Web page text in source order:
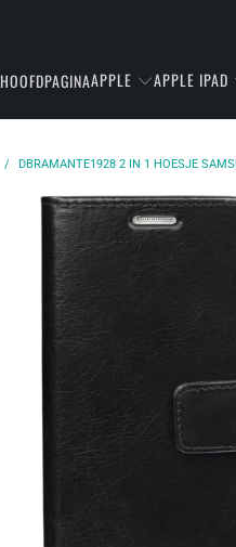
HOOFDPAGINAAPPLE APPLE IPAD
/ DBRAMANTE1928 2 IN 1 HOESJE